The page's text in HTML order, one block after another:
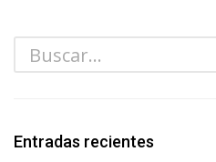
Entradas recientes